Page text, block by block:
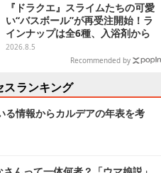
『ドラクエ』スライムたちの可愛
い“バスボール”が再受注開始！ラ
インナップは全6種、入浴剤から
モンスターのフィギュアが出てく
2026.8.5
Recommended by
スランキング
る情報からカルデアの年表を考
さんって一体何者？「ウマ娘説」